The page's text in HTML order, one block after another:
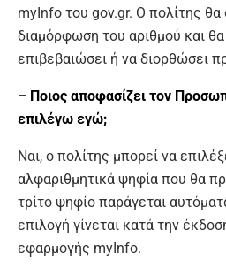
myInfo του gov.gr. Ο πολίτης θα
διαμόρφωση του αριθμού και
επιβεβαιώσει ή να διορθώσει
– Ποιος αποφασίζει τον
επιλέγω εγώ;
Ναι, ο πολίτης μπορεί να
αλφαριθμητικά ψηφία που θα
τρίτο ψηφίο παράγεται
επιλογή γίνεται κατά την
εφαρμογής myInfo.